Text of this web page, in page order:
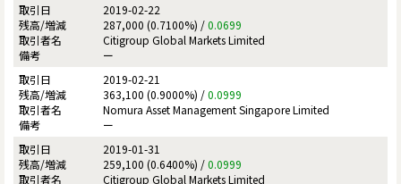
2019-02-22
287,000 (0.7100%) /0.0699
Citigroup Global Markets Limited
ー
2019-02-21
363,100 (0.9000%) /0.0999
Nomura Asset Management Singapore Limited
ー
2019-01-31
259,100 (0.6400%) /0.0999
Citigroup Global Markets Limited